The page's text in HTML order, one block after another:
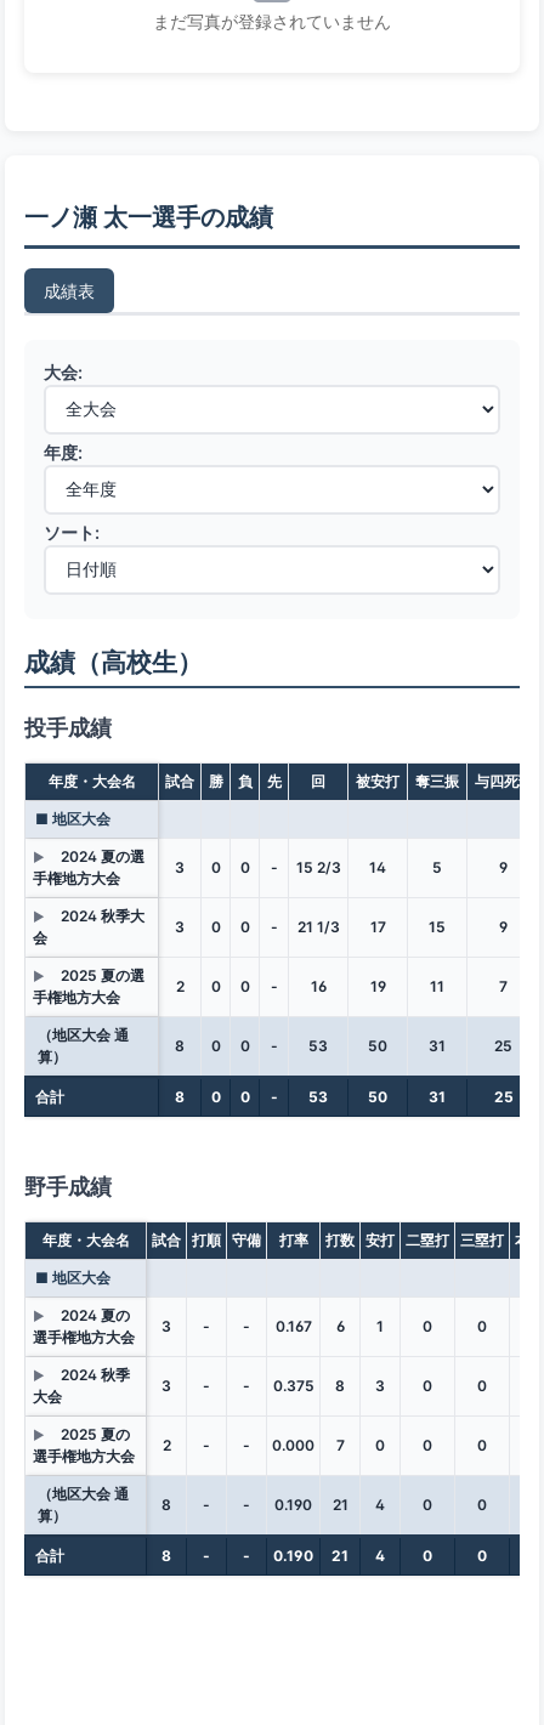
まだ写真が登録されていません
一ノ瀬 太一選手の成績
成績表
大会:
年度:
ソート:
成績（高校生）
投手成績
年度・大会名 試合 勝 負 先 回 被安打 奪三振 与四死球
■ 地区大会
▶
2024 夏の選
手権地方大会
3 0 0 - 15 2/3 14 5 9
▶
2024 秋季大
会
3 0 0 - 21 1/3 17 15 9
▶
2025 夏の選
手権地方大会
2 0 0 - 16 19 11 7
（地区大会 通
算）
8 0 0 - 53 50 31 25
合計 8 0 0 - 53 50 31 25
野手成績
年度・大会名 試合 打順 守備 打率 打数 安打 二塁打 三塁打 本
■ 地区大会
▶
2024 夏の
選手権地方大会
3 - - 0.167 6 1 0 0
▶
2024 秋季
大会
3 - - 0.375 8 3 0 0
▶
2025 夏の
選手権地方大会
2 - - 0.000 7 0 0 0
（地区大会 通
算）
8 - - 0.190 21 4 0 0
合計 8 - - 0.190 21 4 0 0